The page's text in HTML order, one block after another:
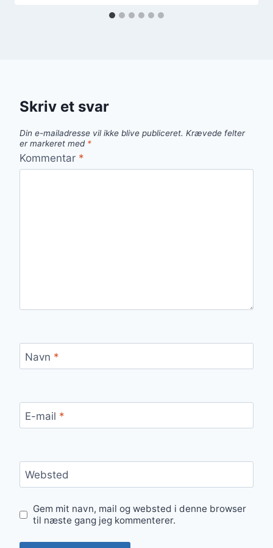
Skriv et svar
Din e-mailadresse vil ikke blive publiceret. Krævede felter
er markeret med *
Kommentar *
Navn *
E-mail *
Websted
Gem mit navn, mail og websted i denne browser
til næste gang jeg kommenterer.